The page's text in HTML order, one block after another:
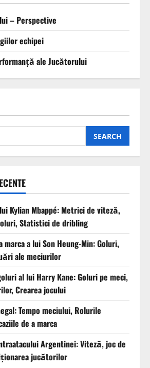
– Perspective
echipei
ale Jucătorului
Kylian Mbappé: Metrici de viteză,
Statistici de dribling
marca a lui Son Heung-Min: Goluri,
ale meciurilor
al lui Harry Kane: Goluri pe meci,
Crearea jocului
Tempo meciului, Rolurile
de a marca
Argentinei: Viteză, joc de
jucătorilor